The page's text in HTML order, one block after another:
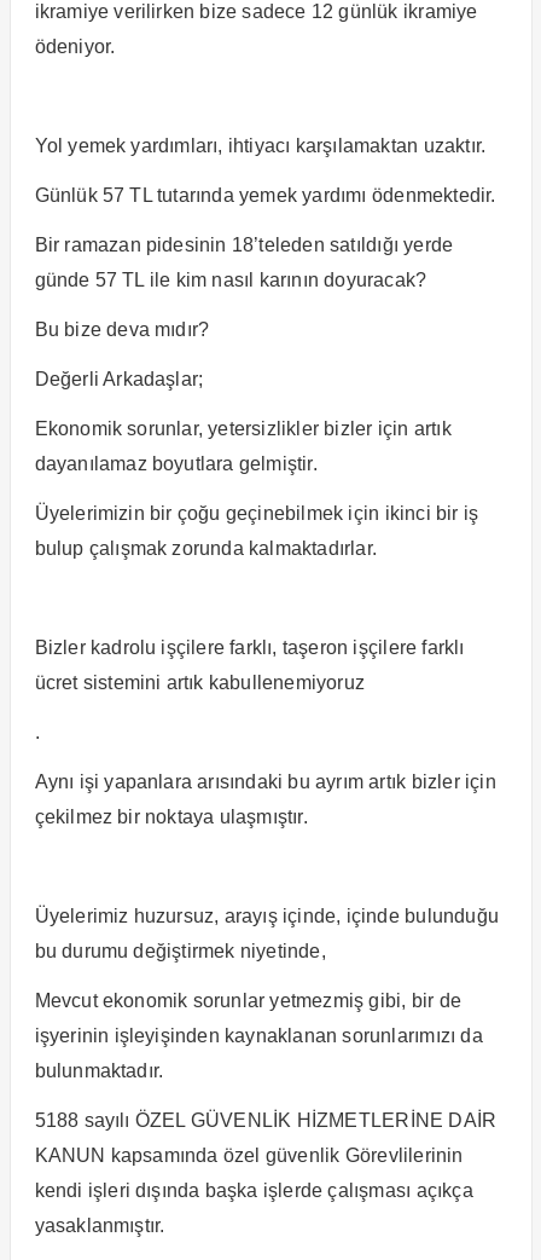
ikramiye verilirken bize sadece 12 günlük ikramiye
ödeniyor.
Yol yemek yardımları, ihtiyacı karşılamaktan uzaktır.
Günlük 57 TL tutarında yemek yardımı ödenmektedir.
Bir ramazan pidesinin 18’teleden satıldığı yerde
günde 57 TL ile kim nasıl karının doyuracak?
Bu bize deva mıdır?
Değerli Arkadaşlar;
Ekonomik sorunlar, yetersizlikler bizler için artık
dayanılamaz boyutlara gelmiştir.
Üyelerimizin bir çoğu geçinebilmek için ikinci bir iş
bulup çalışmak zorunda kalmaktadırlar.
Bizler kadrolu işçilere farklı, taşeron işçilere farklı
ücret sistemini artık kabullenemiyoruz
.
Aynı işi yapanlara arısındaki bu ayrım artık bizler için
çekilmez bir noktaya ulaşmıştır.
Üyelerimiz huzursuz, arayış içinde, içinde bulunduğu
bu durumu değiştirmek niyetinde,
Mevcut ekonomik sorunlar yetmezmiş gibi, bir de
işyerinin işleyişinden kaynaklanan sorunlarımızı da
bulunmaktadır.
5188 sayılı ÖZEL GÜVENLİK HİZMETLERİNE DAİR
KANUN kapsamında özel güvenlik Görevlilerinin
kendi işleri dışında başka işlerde çalışması açıkça
yasaklanmıştır.